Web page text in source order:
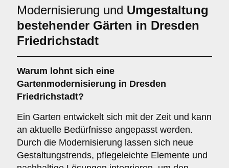
Modernisierung und Umgestaltung
bestehender Gärten in Dresden
Friedrichstadt
Warum lohnt sich eine
Gartenmodernisierung in Dresden
Friedrichstadt?
Ein Garten entwickelt sich mit der Zeit und kann
an aktuelle Bedürfnisse angepasst werden.
Durch die Modernisierung lassen sich neue
Gestaltungstrends, pflegeleichte Elemente und